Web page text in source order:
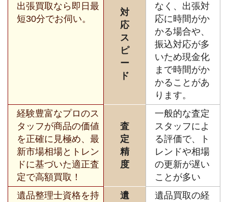
出張買取なら即日最
短30分でお伺い。
対
応
ス
ピ
ー
ド
なく、出張対
応に時間がか
かる場合や、
振込対応が多
いため現金化
まで時間がか
かることがあ
ります。
経験豊富なプロのス
タッフが商品の価値
を正確に見極め、最
新市場相場とトレン
ドに基づいた適正査
定で高額買取！
査
定
精
度
一般的な査定
スタッフによ
る評価で、ト
レンドや相場
の更新が遅い
ことが多い
遺品整理士資格を持
遺
遺品買取の経